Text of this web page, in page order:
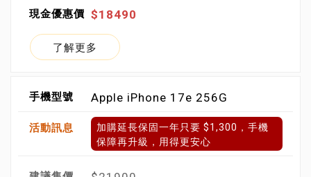
$18490
了解更多
Apple iPhone 17e 256G
加購延長保固一年只要 $1,300，手機
保障再升級，用得更安心